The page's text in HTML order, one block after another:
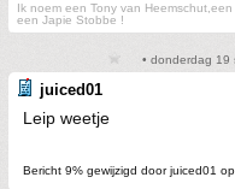
Ik noem een Tony van
een Japie Stobbe !
• donderdag 19
juiced01
Leip weetje
Bericht 9% gewijzigd door juiced01